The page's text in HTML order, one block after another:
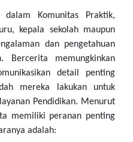
Komunitas Praktik,
kepala sekolah maupun
dan pengetahuan
Bercerita memungkinkan
detail penting
mereka lakukan untuk
Pendidikan. Menurut
memiliki peranan penting
adalah: